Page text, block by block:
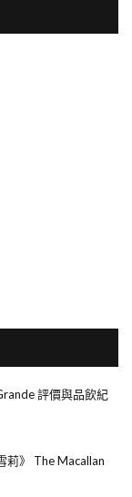
評價與品飲紀
莉》 The Macallan